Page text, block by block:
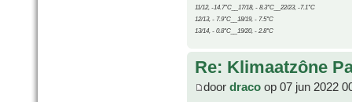
11/12, -14.7°C__17/18, - 8.3°C__22/23, -7.1°C
12/13, - 7.9°C__18/19, - 7.5°C
13/14, - 0.8°C__19/20, - 2.8°C
Re: Klimaatzône
door draco op 07 jun 2022